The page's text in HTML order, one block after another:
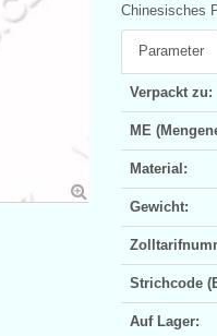
Chinesisches
Parameter
Verpackt zu:
ME
Material:
Gewicht:
Strichcode
Auf Lager: